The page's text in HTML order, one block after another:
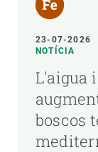
23-07-2026
NOTÍCIA
L'aigua
boscos